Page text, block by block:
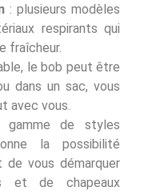
: plusieurs modèles
respirants qui
fraîcheur.
le bob peut être
dans un sac, vous
avec vous.
de styles
la possibilité
de vous démarquer
et de chapeaux